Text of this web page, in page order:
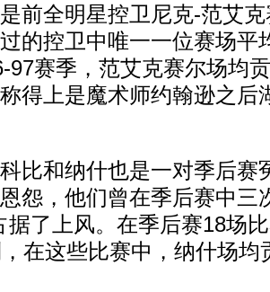
前全明星控卫尼克-范艾
的控卫中唯一一位赛场平
97赛季，范艾克赛尔场均
得上是魔术师约翰逊之后
和纳什也是一对季后赛
怨，他们曾在季后赛中三
据了上风。在季后赛18场
在这些比赛中，纳什场均